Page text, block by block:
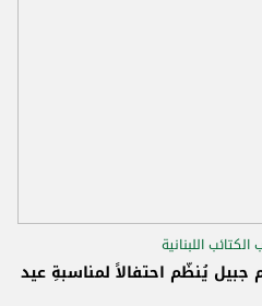
الكتائب اللبنانية
يُنظّم احتفالاً لمناسبةِ عيد